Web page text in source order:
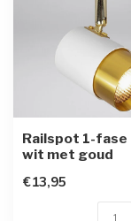
Railspot 1-fase
wit met goud
€13,95